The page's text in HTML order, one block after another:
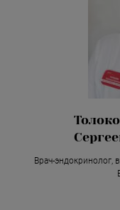
Врач-эндокринолог,